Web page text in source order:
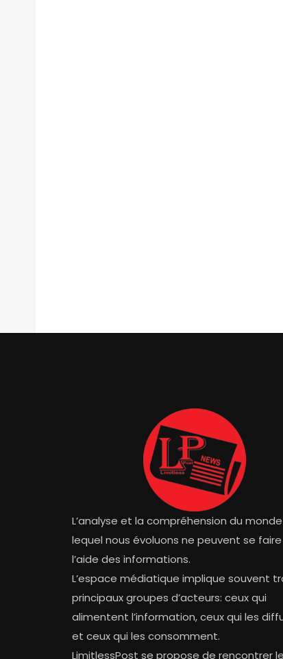
L’analyse et la compréhension du
lequel nous évoluons ne peuvent se
l’aide des informations.
L’espace médiatique implique souvent
principaux groupes d’acteurs: ceux qui
alimentent l’information, ceux qui les
et ceux qui les consomment.
LimitlessPost se propose de rencontrer